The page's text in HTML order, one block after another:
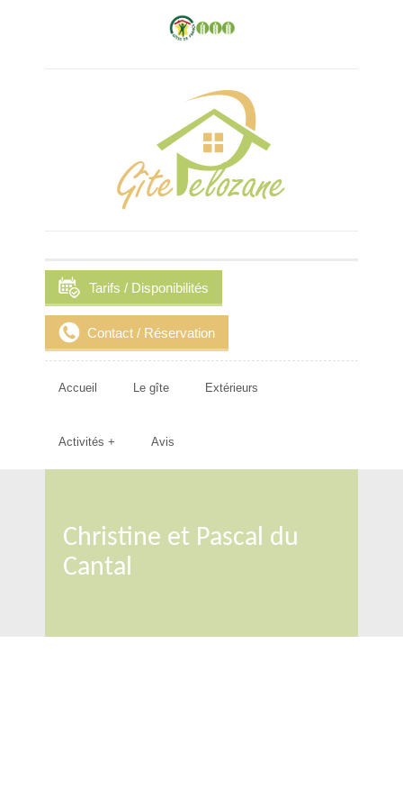
Tarifs / Disponibilités
Contact / Réservation
Accueil Le gîte Extérieurs
Activités + Avis
Christine et Pascal du
Cantal